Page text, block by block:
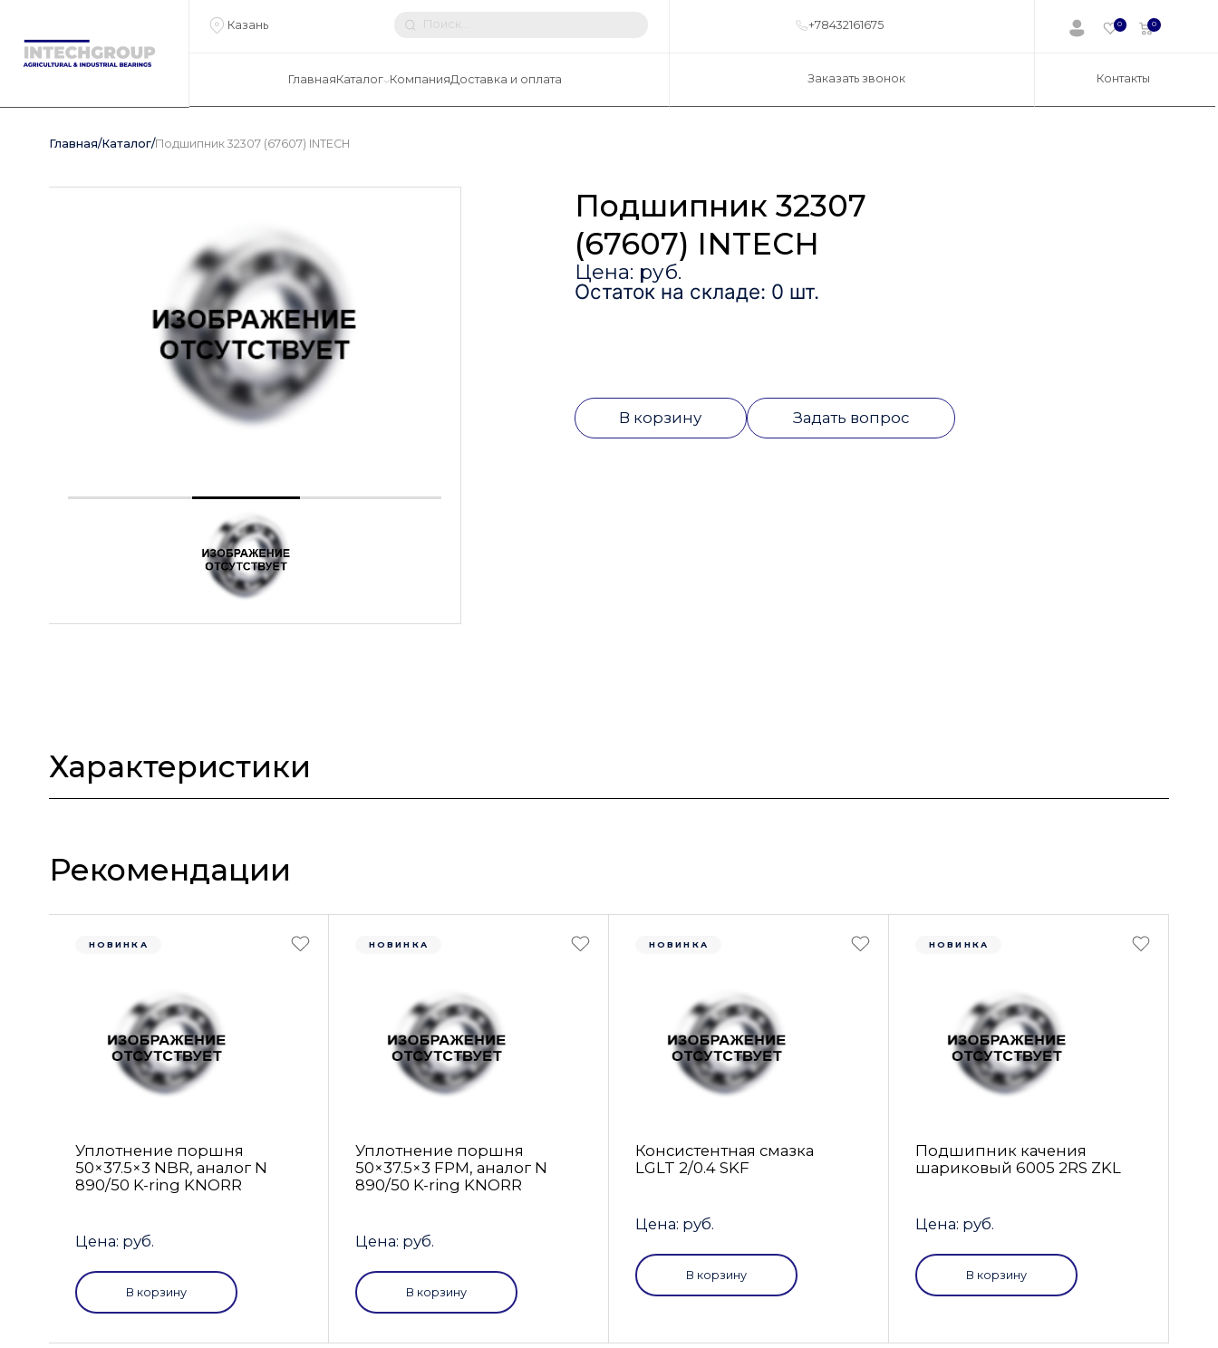
Казань +78432161675 0 0
ГлавнаяКаталог КомпанияДоставка и оплата Заказать звонок Контакты
Главная/Каталог/Подшипник 32307 (67607) INTECH
Подшипник 32307
(67607) INTECH
Цена: руб.
Остаток на складе: 0 шт.
В корзину Задать вопрос
Характеристики
Рекомендации
НОВИНКА
Уплотнение поршня
50×37.5×3 NBR, аналог N
890/50 K-ring KNORR
Цена: руб.
В корзину
НОВИНКА
Уплотнение поршня
50×37.5×3 FРM, аналог N
890/50 K-ring KNORR
Цена: руб.
В корзину
НОВИНКА
Консистентная смазка
LGLT 2/0.4 SKF
Цена: руб.
В корзину
НОВИНКА
Подшипник качения
шариковый 6005 2RS ZKL
Цена: руб.
В корзину